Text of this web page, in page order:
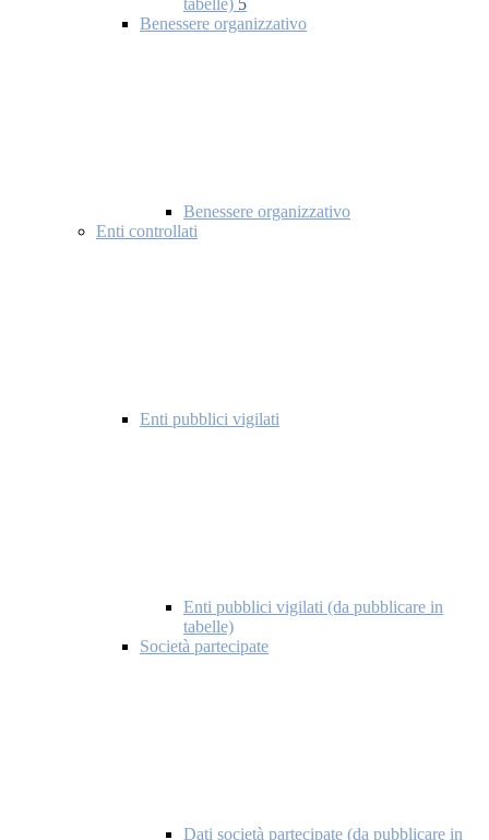
tabelle) 5
Benessere organizzativo
Benessere organizzativo
Enti controllati
Enti pubblici vigilati
Enti pubblici vigilati (da pubblicare in
tabelle)
Società partecipate
Dati società partecipate (da pubblicare in